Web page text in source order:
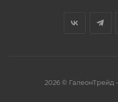
2026 © ГалеонТрейд